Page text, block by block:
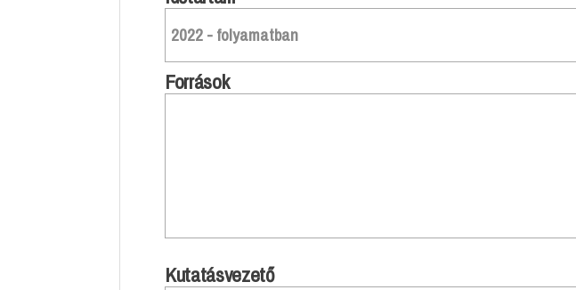
2022 - folyamatban
Források
Kutatásvezető